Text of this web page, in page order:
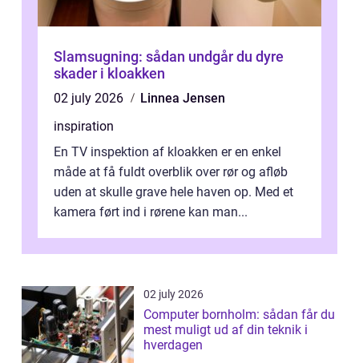
Slamsugning: sådan undgår du dyre
skader i kloakken
02 july 2026
Linnea Jensen
inspiration
En TV inspektion af kloakken er en enkel
måde at få fuldt overblik over rør og afløb
uden at skulle grave hele haven op. Med et
kamera ført ind i rørene kan man...
02 july 2026
Computer bornholm: sådan får du
mest muligt ud af din teknik i
hverdagen